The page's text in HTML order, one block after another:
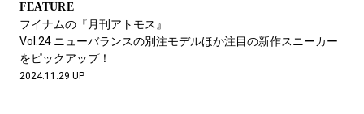
FEATURE
フイナムの『月刊アトモス』
Vol.24 ニューバランスの別注モデルほか注目の新作スニーカー
をピックアップ！
2024.11.29 UP